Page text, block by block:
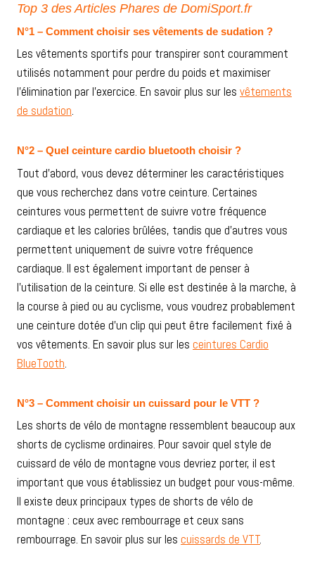
Top 3 des Articles Phares de DomiSport.fr
N°1 – Comment choisir ses vêtements de sudation ?
Les vêtements sportifs pour transpirer sont couramment
utilisés notamment pour perdre du poids et maximiser
l’élimination par l’exercice. En savoir plus sur les vêtements
de sudation.
N°2 – Quel ceinture cardio bluetooth choisir ?
Tout d’abord, vous devez déterminer les caractéristiques
que vous recherchez dans votre ceinture. Certaines
ceintures vous permettent de suivre votre fréquence
cardiaque et les calories brûlées, tandis que d’autres vous
permettent uniquement de suivre votre fréquence
cardiaque. Il est également important de penser à
l’utilisation de la ceinture. Si elle est destinée à la marche, à
la course à pied ou au cyclisme, vous voudrez probablement
une ceinture dotée d’un clip qui peut être facilement fixé à
vos vêtements. En savoir plus sur les ceintures Cardio
BlueTooth.
N°3 – Comment choisir un cuissard pour le VTT ?
Les shorts de vélo de montagne ressemblent beaucoup aux
shorts de cyclisme ordinaires. Pour savoir quel style de
cuissard de vélo de montagne vous devriez porter, il est
important que vous établissiez un budget pour vous-même.
Il existe deux principaux types de shorts de vélo de
montagne : ceux avec rembourrage et ceux sans
rembourrage. En savoir plus sur les cuissards de VTT.